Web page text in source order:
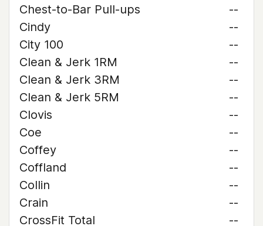
Chest-to-Bar Pull-ups
--
Cindy
--
City 100
--
Clean & Jerk 1RM
--
Clean & Jerk 3RM
--
Clean & Jerk 5RM
--
Clovis
--
Coe
--
Coffey
--
Coffland
--
Collin
--
Crain
--
CrossFit Total
--